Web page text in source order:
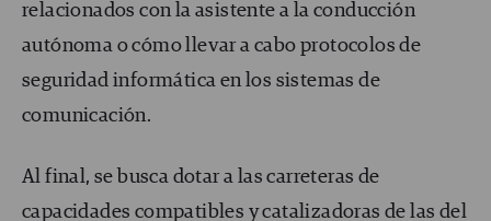
relacionados con la asistente a la conducción
autónoma o cómo llevar a cabo protocolos de
seguridad informática en los sistemas de
comunicación.
Al final, se busca dotar a las carreteras de
capacidades compatibles y catalizadoras de las del